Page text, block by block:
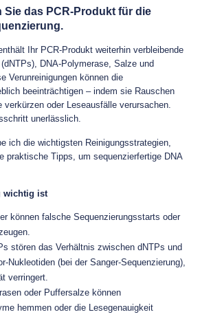
Sie das PCR-Produkt für die
Ihr PCR-Produkt weiterhin verbleibende
DNA-Polymerase, Salze und
Verunreinigungen können die
beeinträchtigen – indem sie Rauschen
verkürzen oder Leseausfälle verursachen.
unerlässlich.
ich die wichtigsten Reinigungsstrategien,
praktische Tipps, um sequenzierfertige DNA
wichtig ist
können falsche Sequenzierungsstarts oder
stören das Verhältnis zwischen dNTPs und
Nukleotiden (bei der Sanger-Sequenzierung),
verringert.
oder Puffersalze können
hemmen oder die Lesegenauigkeit